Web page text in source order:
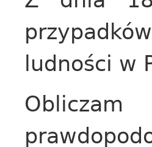
ludności w